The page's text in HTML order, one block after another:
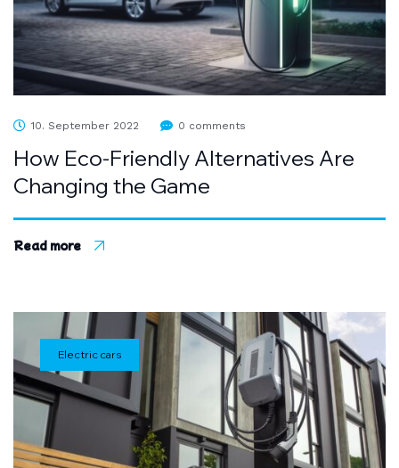
10. September 2022 0 comments
How Eco-Friendly Alternatives Are
Changing the Game
Read more
Electric cars